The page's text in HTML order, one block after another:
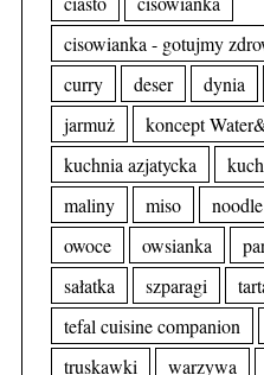
cisowianka - gotujmy
curry
deser dynia
jarmuż
koncept
kuchnia azjatycka
maliny
miso noodle
owoce
owsianka
sałatka
szparagi
tefal cuisine companion
truskawki
warzywa